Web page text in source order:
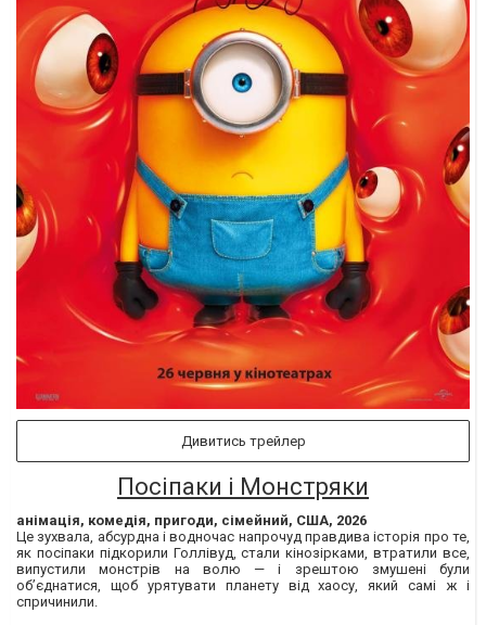
Дивитись трейлер
Посіпаки і Монстряки
анімація, комедія, пригоди, сімейний, США, 2026
Це зухвала, абсурдна і водночас напрочуд правдива історія про те,
як посіпаки підкорили Голлівуд, стали кінозірками, втратили все,
випустили монстрів на волю — і зрештою змушені були
об’єднатися, щоб урятувати планету від хаосу, який самі ж і
спричинили.